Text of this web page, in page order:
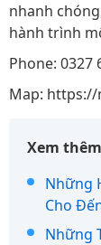
nhanh
hành trình
Phone: 0327
Map: https://
Xem
Những
Cho
Những